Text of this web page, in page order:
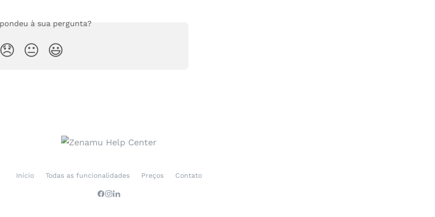
à sua pergunta?
😞 😐 😃
Início Todas as funcionalidades Preços Contato